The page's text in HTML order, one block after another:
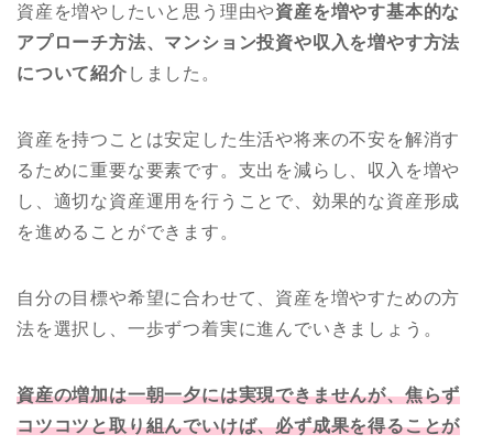
資産を増やしたいと思う理由や資産を増やす基本的な
アプローチ方法、マンション投資や収入を増やす方法
について紹介 しました。
資産を持つことは安定した生活や将来の不安を解消す
るために重要な要素です。支出を減らし、収入を増や
し、適切な資産運用を行うことで、効果的な資産形成
を進めることができます。
自分の目標や希望に合わせて、資産を増やすための方
法を選択し、一歩ずつ着実に進んでいきましょう。
資産の増加は一朝一夕には実現できませんが、焦らず
コツコツと取り組んでいけば、必ず成果を得ることが